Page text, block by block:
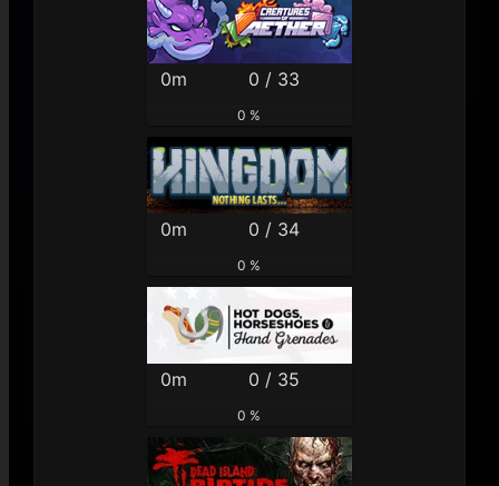
0m 0 / 33
0 %
0m 0 / 34
0 %
0m 0 / 35
0 %